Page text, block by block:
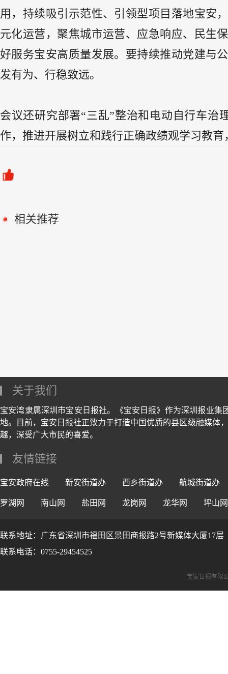
用，持续吸引示范性、引领型项目落地宝安
元化运营，聚焦城市运营、应急响应、民生
好服务宝安高质量发展。要持续推动党建与
发有为、行稳致远。
会议还研究部署“三乱”整治和电动自行车治
作，推进开展树立和践行正确政绩观学习教
相关推荐
关于我们
宝安湾隶属深圳市宝安日报社。《宝安日报》作为深圳报业
地。目前，宝安日报社正致力于打造中国优质的县区级融媒体
趣，深受广大市民的喜爱。
友情链接
宝安政府在线 新安街道办 西乡街道办 航城街道办
罗湖网 南山网 盐田网 龙岗网 龙华网 坪山网
联系地址：广东省深圳市福田区景田商报路2号新媒体大厦17层
联系电话：0755-29454525
宝安日报有限